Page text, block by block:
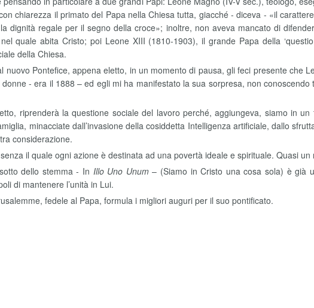
chiarezza il primato del Papa nella Chiesa tutta, giacché - diceva - «il
dignità regale per il segno della croce»; inoltre, non aveva mancato di
quale abita Cristo; poi Leone XIII (1810-1903), il grande Papa della
della Chiesa.
nuovo Pontefice, appena eletto, in un momento di pausa, gli feci presente che
- era il 1888 – ed egli mi ha manifestato la sua sorpresa, non
riprenderà la questione sociale del lavoro perché, aggiungeva, siamo in
minacciate dall’invasione della cosiddetta Intelligenza artificiale, dallo
considerazione.
il quale ogni azione è destinata ad una povertà ideale e spirituale. Quasi
dello stemma - In Illo Uno Unum– (Siamo in Cristo una cosa sola) è già
di mantenere l’unità in Lui.
fedele al Papa, formula i migliori auguri per il suo pontificato.